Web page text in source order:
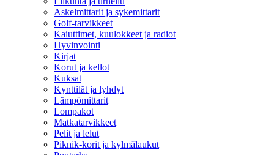
Askelmittarit ja sykemittarit
Golf-tarvikkeet
Kaiuttimet, kuulokkeet ja radiot
Hyvinvointi
Kirjat
Korut ja kellot
Kuksat
Kynttilät ja lyhdyt
Lämpömittarit
Lompakot
Matkatarvikkeet
Pelit ja lelut
Piknik-korit ja kylmälaukut